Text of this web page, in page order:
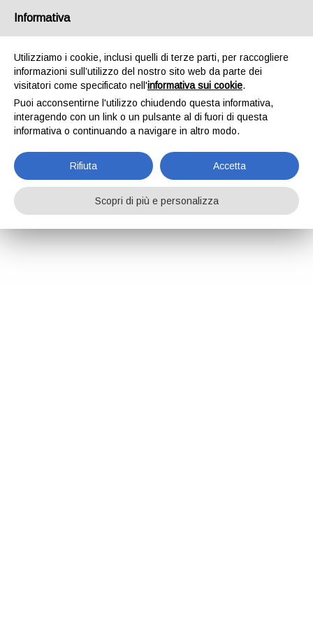
Informativa
Utilizziamo i cookie, inclusi quelli di terze parti, per raccogliere
informazioni sull’utilizzo del nostro sito web da parte dei
visitatori come specificato nell'informativa sui cookie.
Puoi acconsentirne l'utilizzo chiudendo questa informativa,
interagendo con un link o un pulsante al di fuori di questa
informativa o continuando a navigare in altro modo.
Rifiuta Accetta
Scopri di più e personalizza